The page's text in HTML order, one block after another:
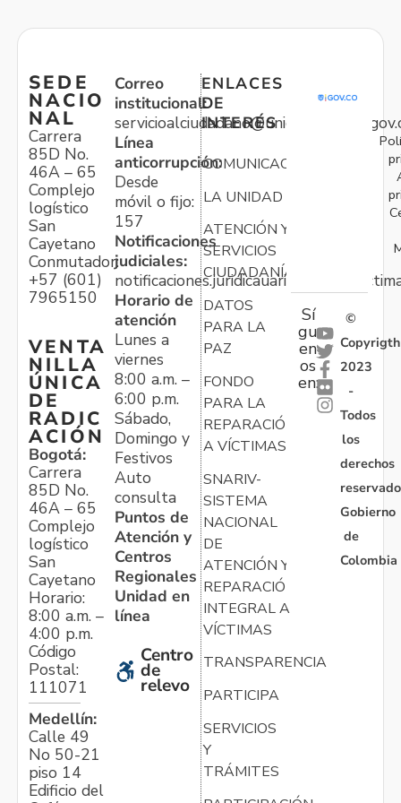
SEDE
NACIO
NAL
Carrera
85D No.
46A – 65
Complejo
logístico
San
Cayetano
Conmutador:
+57 (601)
7965150
VENTA
NILLA
ÚNICA
DE
RADIC
ACIÓN
Bogotá:
Carrera
85D No.
46A – 65
Complejo
logístico
San
Cayetano
Horario:
8:00 a.m. –
4:00 p.m.
Código
Postal:
111071
Medellín:
Calle 49
No 50-21
piso 14
Edificio del
Correo
institucional:
Línea
anticorrupción:
Desde
móvil o fijo:
157
Notificaciones
judiciales:
Horario de
atención
Lunes a
viernes
8:00 a.m. –
6:00 p.m.
Sábado,
Domingo y
Festivos
Auto
consulta
Puntos de
Atención y
Centros
Regionales
Unidad en
línea
Centro
de
relevo
ENLACES
DE
INTERÉS
COMUNICACIONES
LA UNIDAD
ATENCIÓN Y
SERVICIOS
CIUDADANÍA
DATOS
PARA LA
PAZ
FONDO
PARA LA
REPARACIÓN
A VÍCTIMAS
SNARIV-
SISTEMA
NACIONAL
DE
ATENCIÓN Y
REPARACIÓN
INTEGRAL A
VÍCTIMAS
TRANSPARENCIA
PARTICIPA
SERVICIOS
Y
TRÁMITES
Sí
gu
en
os
en:
©
Copyrigth
2023
-
Todos
los
derechos
Gobierno
de
Colombia